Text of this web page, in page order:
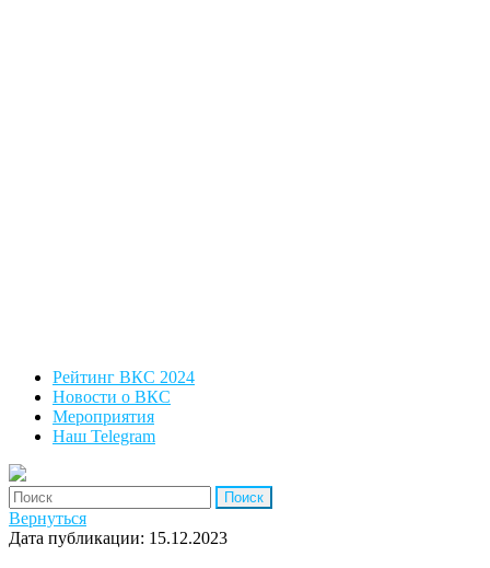
Рейтинг ВКС 2024
Новости о ВКС
Мероприятия
Наш Telegram
'Найти:
Вернуться
Дата публикации: 15.12.2023